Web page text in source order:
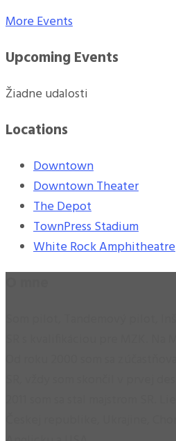
More Events
Upcoming Events
Žiadne udalosti
Locations
Downtown
Downtown Theater
The Depot
TownPress Stadium
White Rock Amphitheatre